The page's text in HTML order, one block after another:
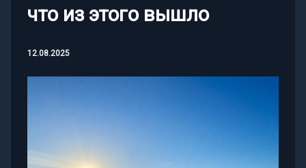
что из этого вышло
12.08.2025